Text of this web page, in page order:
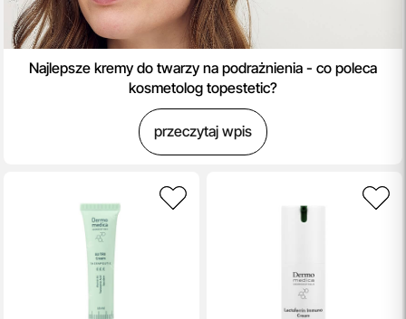
Najlepsze kremy do twarzy na podrażnienia - co poleca
kosmetolog topestetic?
przeczytaj wpis